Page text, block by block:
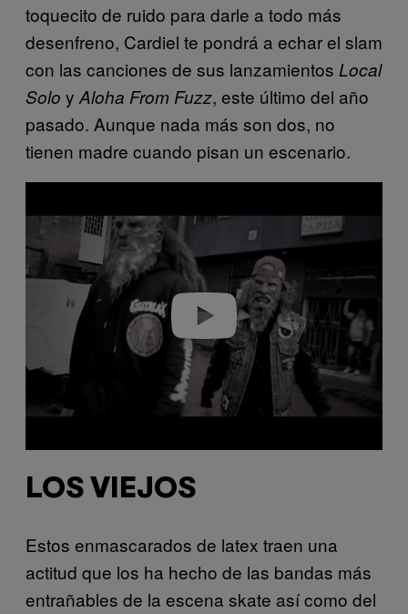
toquecito de ruido para darle a todo más
desenfreno, Cardiel te pondrá a echar el slam
con las canciones de sus lanzamientos Local
Solo y Aloha From Fuzz, este último del año
pasado. Aunque nada más son dos, no
tienen madre cuando pisan un escenario.
a
d
LOS VIEJOS
Estos enmascarados de latex traen una
actitud que los ha hecho de las bandas más
entrañables de la escena skate así como del